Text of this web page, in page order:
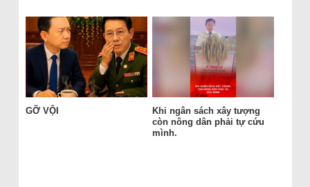
GỠ VỘI
Khi ngân sách xây tượng
còn nông dân phải tự cứu
mình.